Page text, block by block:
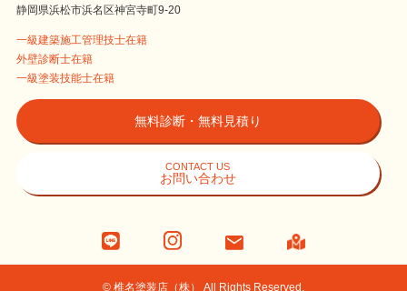
静岡県浜松市浜名区神宮寺町9-20
一級建築施工管理技士在籍
外壁診断士在籍
一級塗装技能士在籍
無料診断・無料見積り
CONTACT US
お問い合わせ
© 椎名塗装店（株） All Rights Reserved.